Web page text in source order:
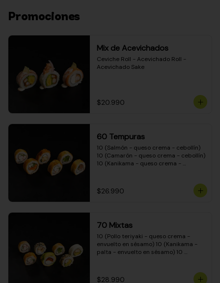
Promociones
Mix de Acevichados
Ceviche Roll - Acevichado Roll -
Acevichado Sake
$20.990
60 Tempuras
10 (Salmón - queso crema - cebollín)
10 (Camarón - queso crema - cebollín)
10 (Kanikama - queso crema -
crema - cebollín) 10 (Carne - queso
crema - cebollín)
$26.990
70 Mixtas
10 (Pollo teriyaki - queso crema -
envuelto en sésamo) 10 (Kanikama -
palta - envuelto en sésamo) 10
- envuelto en queso crema) 10
$28.990